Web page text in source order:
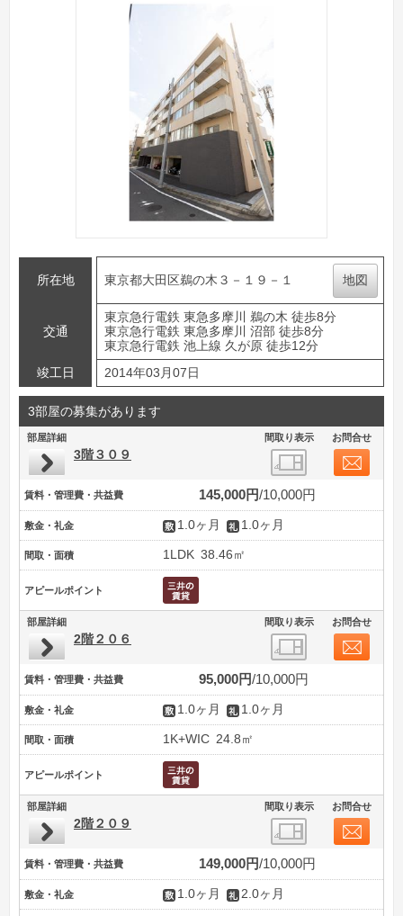
所在地 東京都大田区鵜の木３－１９－１ 地図
交通
東京急行電鉄 東急多摩川 鵜の木 徒歩8分
東京急行電鉄 東急多摩川 沼部 徒歩8分
東京急行電鉄 池上線 久が原 徒歩12分
竣工日
2014年03月07日
3部屋の募集があります
部屋詳細 間取り表示 お問合せ
3階３０９
賃料・管理費・共益費 145,000円 10,000円
敷金・礼金 1.0ヶ月 1.0ヶ月
間取・面積 1LDK 38.46㎡
アピールポイント
部屋詳細 間取り表示 お問合せ
2階２０６
賃料・管理費・共益費 95,000円 10,000円
敷金・礼金 1.0ヶ月 1.0ヶ月
間取・面積 1K+WIC 24.8㎡
アピールポイント
部屋詳細 間取り表示 お問合せ
2階２０９
賃料・管理費・共益費 149,000円 10,000円
敷金・礼金 1.0ヶ月 2.0ヶ月